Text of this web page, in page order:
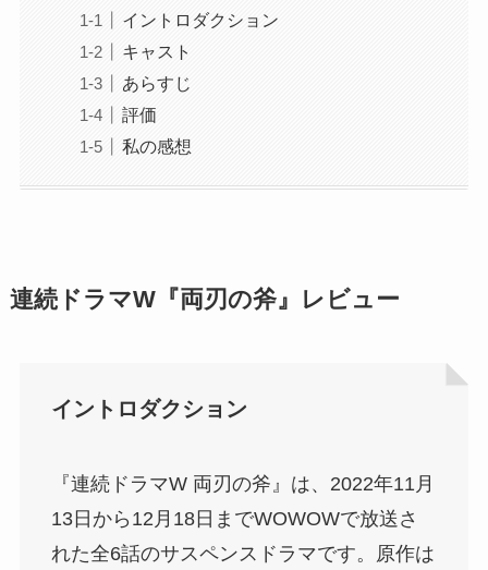
イントロダクション
キャスト
あらすじ
評価
私の感想
連続ドラマW『両刃の斧』レビュー
イントロダクション
『連続ドラマW 両刃の斧』は、2022年11月
13日から12月18日までWOWOWで放送さ
れた全6話のサスペンスドラマです。原作は